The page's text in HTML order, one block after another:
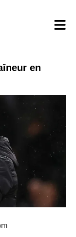
en